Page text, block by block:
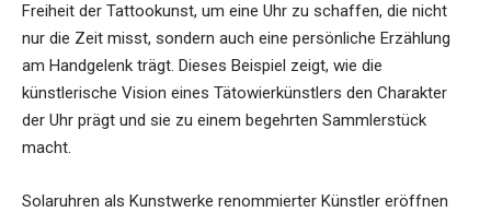
Freiheit der Tattookunst, um eine Uhr zu schaffen, die nicht
nur die Zeit misst, sondern auch eine persönliche Erzählung
am Handgelenk trägt. Dieses Beispiel zeigt, wie die
künstlerische Vision eines Tätowierkünstlers den Charakter
der Uhr prägt und sie zu einem begehrten Sammlerstück
macht.
Solaruhren als Kunstwerke renommierter Künstler eröffnen